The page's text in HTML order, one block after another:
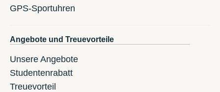
GPS-Sportuhren
Angebote und Treuevorteile
Unsere Angebote
Studentenrabatt
Treuevorteil